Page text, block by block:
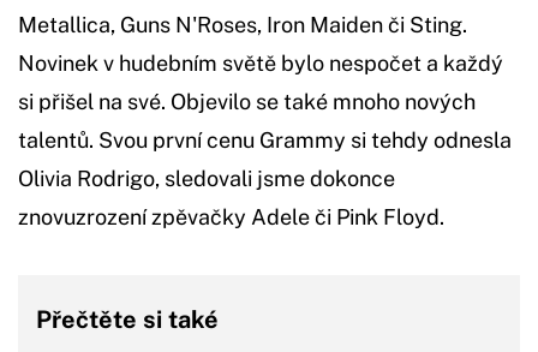
Metallica, Guns N'Roses, Iron Maiden či Sting.
Novinek v hudebním světě bylo nespočet a každý
si přišel na své. Objevilo se také mnoho nových
talentů. Svou první cenu Grammy si tehdy odnesla
Olivia Rodrigo, sledovali jsme dokonce
znovuzrození zpěvačky Adele či Pink Floyd.
Přečtěte si také